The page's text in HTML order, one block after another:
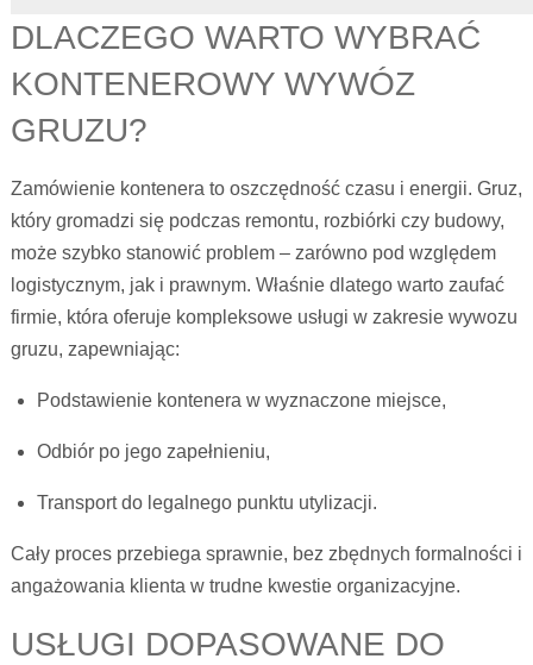
DLACZEGO WARTO WYBRAĆ
KONTENEROWY WYWÓZ
GRUZU?
Zamówienie kontenera to oszczędność czasu i energii. Gruz,
który gromadzi się podczas remontu, rozbiórki czy budowy,
może szybko stanowić problem – zarówno pod względem
logistycznym, jak i prawnym. Właśnie dlatego warto zaufać
firmie, która oferuje kompleksowe usługi w zakresie wywozu
gruzu, zapewniając:
Podstawienie kontenera w wyznaczone miejsce,
Odbiór po jego zapełnieniu,
Transport do legalnego punktu utylizacji.
Cały proces przebiega sprawnie, bez zbędnych formalności i
angażowania klienta w trudne kwestie organizacyjne.
USŁUGI DOPASOWANE DO